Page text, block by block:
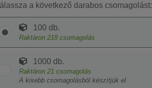
a következő darabos csomagolást:
100 db.
Raktáron 218 csomagolás
1000 db.
Raktáron 21 csomagolás
A kisebb csomagolásból készítjük el